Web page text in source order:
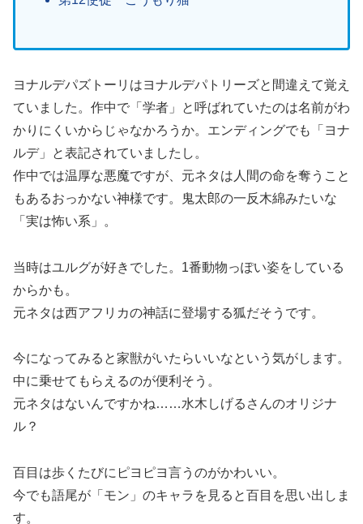
ヨナルデパズトーリはヨナルデパトリーズと間違えて覚え
ていました。作中で「学者」と呼ばれていたのは名前がわ
かりにくいからじゃなかろうか。エンディングでも「ヨナ
ルデ」と表記されていましたし。
作中では温厚な悪魔ですが、元ネタは人間の命を奪うこと
もあるおっかない神様です。鬼太郎の一反木綿みたいな
「実は怖い系」。
当時はユルグが好きでした。1番動物っぽい姿をしている
からかも。
元ネタは西アフリカの神話に登場する狐だそうです。
今になってみると家獣がいたらいいなという気がします。
中に乗せてもらえるのが便利そう。
元ネタはないんですかね……水木しげるさんのオリジナ
ル？
百目は歩くたびにピヨピヨ言うのがかわいい。
今でも語尾が「モン」のキャラを見ると百目を思い出しま
す。